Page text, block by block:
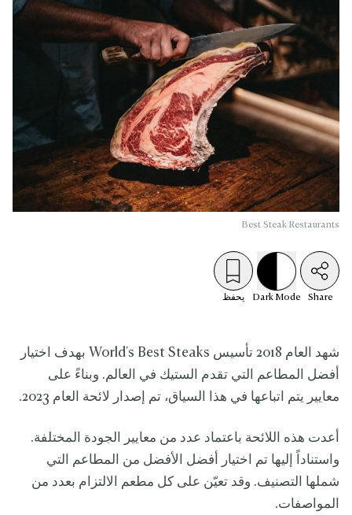
Best Steak Restaurants
Share
Dark Mode يحفظ
شهد العام 2018 تأسيس World's Best Steaks بهدف اختيار
أفضل المطاعم التي تقدم الستيك في العالم. وبناءً على
معايير يتم اتباعها في هذا السياق، تم إصدار لائحة العام 2023.
أعدت هذه اللائحة باعتماد عدد من معايير الجودة المختلفة.
واستناداً إليها تم اختيار أفضل الأفضل من المطاعم التي
شملها التصنيف. وقد تعيّن على كل مطعم الالتزام بعدد من
المواصفات.